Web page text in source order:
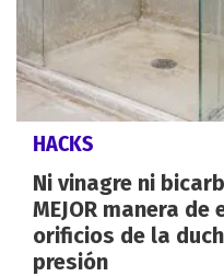
HACKS
Ni vinagre ni
MEJOR manera
orificios de la
presión